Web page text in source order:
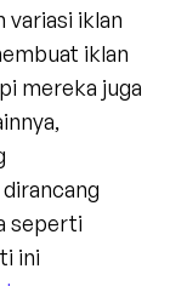
variasi iklan
iklan
mereka juga
seperti
ini